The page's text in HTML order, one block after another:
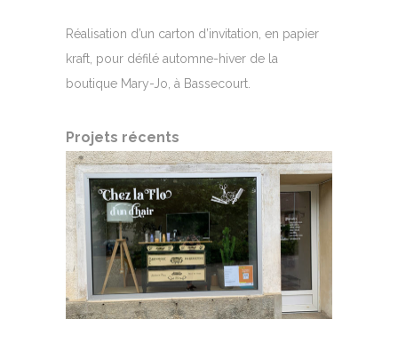
Réalisation d’un carton d’invitation, en papier
kraft, pour défilé automne-hiver de la
boutique Mary-Jo, à Bassecourt.
Projets récents
AUTOCOLLANTS DE VITRINE
POUR LE SALON CHEZ LA
FLO D’UN D’HAIR
Identité visuelle |Illustration | Logo